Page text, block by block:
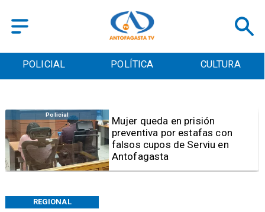
POLICIAL POLÍTICA CULTURA
REGIONAL
Videos
Video | Choferes del
TransAntofagasta piden
sistema mixto de pago